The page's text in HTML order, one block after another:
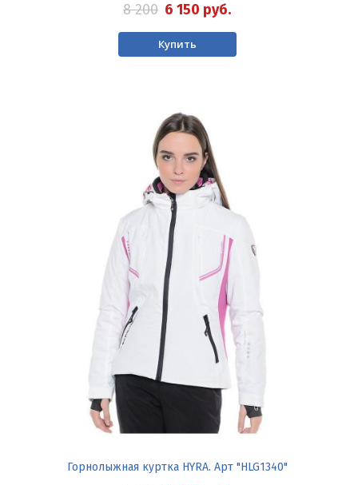
8 200 6 150 руб.
Купить
Горнолыжная куртка HYRA. Арт "HLG1340"